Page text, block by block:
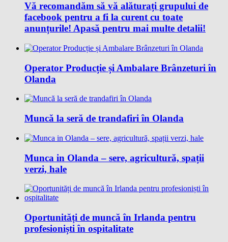
Vă recomandăm să vă alăturați grupului de
facebook pentru a fi la curent cu toate
anunțurile! Apasă pentru mai multe detalii!
Operator Producție și Ambalare Brânzeturi în
Olanda
Muncă la seră de trandafiri în Olanda
Munca in Olanda – sere, agricultură, spații
verzi, hale
Oportunități de muncă în Irlanda pentru
profesioniști în ospitalitate